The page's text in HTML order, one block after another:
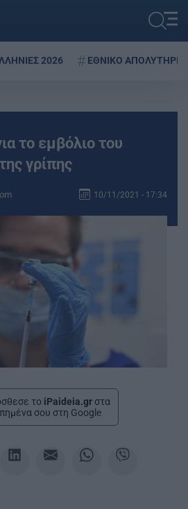
2026 ΕΘΝΙΚΟ ΑΠΟΛΥΤΗΡΙΟ
το εμβόλιο του
γρίπης
10/11/2021 - 17:34
το iPaideia.gr στα
σου στη Google